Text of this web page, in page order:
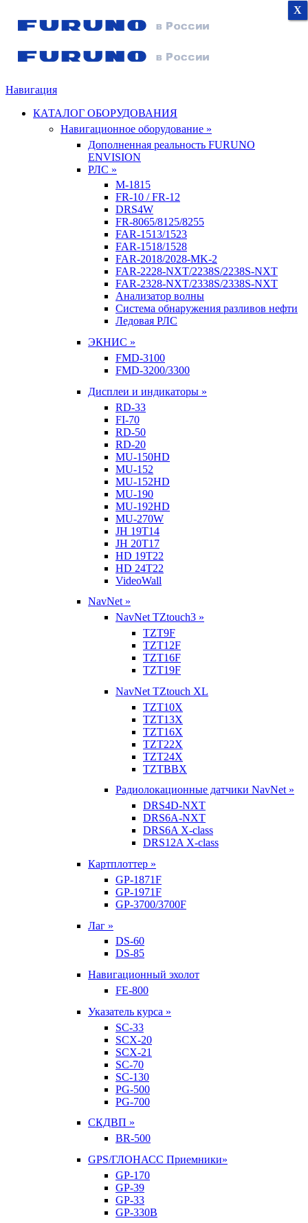
Навигация
КАТАЛОГ ОБОРУДОВАНИЯ
Навигационное оборудование »
Дополненная реальность FURUNO
ENVISION
РЛС »
M-1815
FR-10 / FR-12
DRS4W
FR-8065/8125/8255
FAR-1513/1523
FAR-1518/1528
FAR-2018/2028-MK-2
FAR-2228-NXT/2238S/2238S-NXT
FAR-2328-NXT/2338S/2338S-NXT
Анализатор волны
Система обнаружения разливов нефти
Ледовая РЛС
ЭКНИС »
FMD-3100
FMD-3200/3300
Дисплеи и индикаторы »
RD-33
FI-70
RD-50
RD-20
MU-150HD
MU-152
MU-152HD
MU-190
MU-192HD
MU-270W
JH 19T14
JH 20T17
HD 19T22
HD 24T22
VideoWall
NavNet »
NavNet TZtouch3 »
TZT9F
TZT12F
TZT16F
TZT19F
NavNet TZtouch XL
TZT10X
TZT13X
TZT16X
TZT22X
TZT24X
TZTBBX
Радиолокационные датчики NavNet »
DRS4D-NXT
DRS6A-NXT
DRS6A X-class
DRS12A X-class
Картплоттер »
GP-1871F
GP-1971F
GP-3700/3700F
Лаг »
DS-60
DS-85
Навигационный эхолот
FE-800
Указатель курса »
SC-33
SCX-20
SCX-21
SC-70
SC-130
PG-500
PG-700
СКДВП »
BR-500
GPS/ГЛОНАСС Приемники»
GP-170
GP-39
GP-33
GP-330B
X
X
X